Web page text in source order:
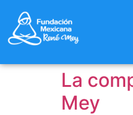
La
Mey